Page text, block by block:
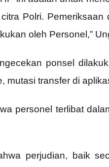
Polri.
oleh Personel,”
ponsel
mutasi transfer di
personel terlibat
perjudian, baik